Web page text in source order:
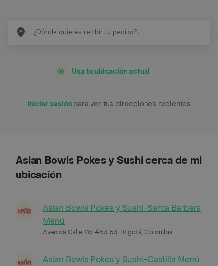
Usa tu ubicación actual
Iniciar sesión para ver tus direcciones recientes
Asian Bowls Pokes y Sushi cerca de mi
ubicación
Asian Bowls Pokes y Sushi-Santa Barbara
Menú
Avenida Calle 116 #53-53, Bogotá, Colombia
Asian Bowls Pokes y Sushi-Castilla Menú